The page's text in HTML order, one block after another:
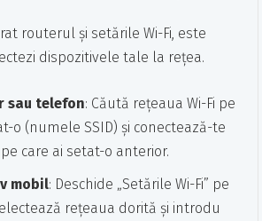
routerul și setările Wi-Fi, este
dispozitivele tale la rețea.
sau telefon: Căută rețeaua Wi-Fi pe
o (numele SSID) și conectează-te
care ai setat-o anterior.
mobil: Deschide „Setările Wi-Fi” pe
rețeaua dorită și introdu